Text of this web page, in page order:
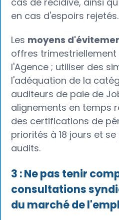
en cas d'espoirs rejetés.
Les moyens
offres trimestriellement
l'Agence ; utiliser des
l'adéquation de la
auditeurs de paie de
alignements en temps
des certifications de
priorités à 18 jours et
audits.
3 : Ne pas tenir
consultations
du marché de